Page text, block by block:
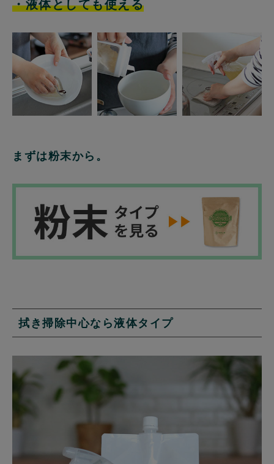
・液体としても使える
まずは粉末から。
拭き掃除中心なら液体タイプ